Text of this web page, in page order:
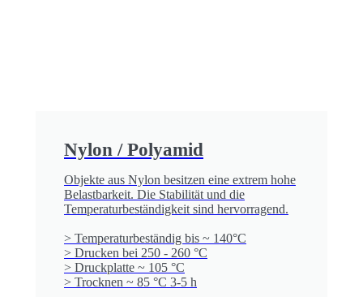
Nylon / Polyamid
Objekte aus Nylon besitzen eine extrem hohe
Belast­bar­keit. Die Stabilität und die
Temperatur­be­ständig­keit sind hervor­ragend.
> Temperaturbeständig bis ~ 140°C
> Drucken bei 250 - 260 °C
> Druckplatte ~ 105 °C
> Trocknen ~ 85 °C 3-5 h